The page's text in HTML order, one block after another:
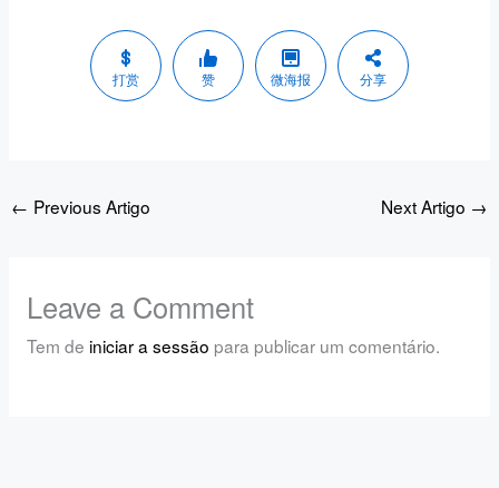
打赏 赞 微海报 分享
← Previous Artigo Next Artigo →
Leave a Comment
Tem de iniciar a sessão para publicar um comentário.